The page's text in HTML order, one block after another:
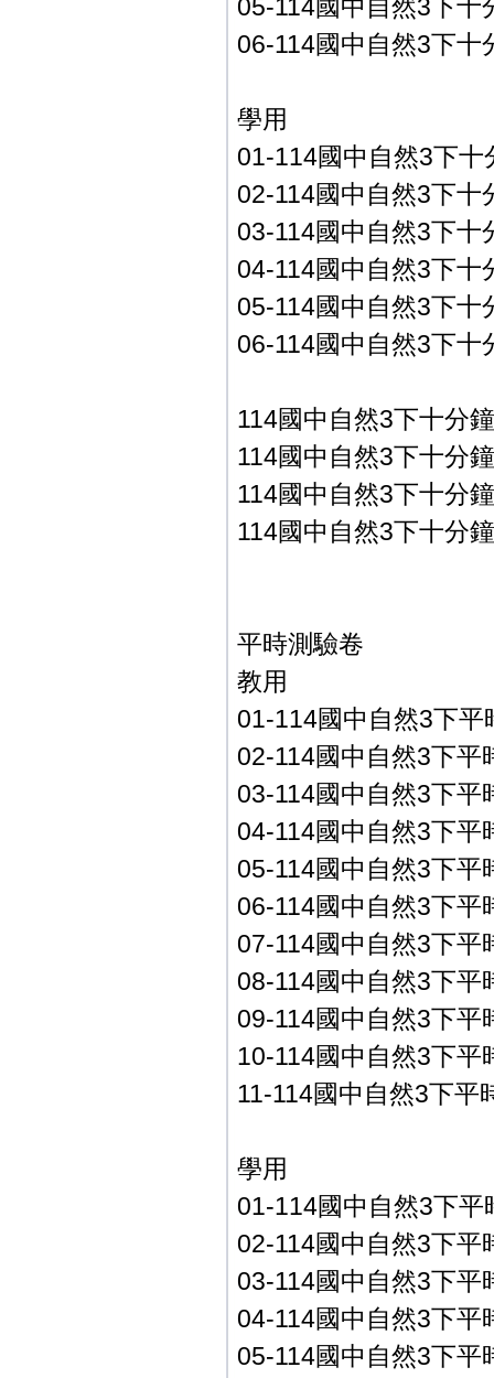
05-114國中自然3下
06-114國中自然3下十
學用
01-114國中自然3下
02-114國中自然3下
03-114國中自然3下
04-114國中自然3下
05-114國中自然3下
06-114國中自然3下十
114國中自然3下十分
114國中自然3下十分
114國中自然3下十分
114國中自然3下十分
平時測驗卷
教用
01-114國中自然3下
02-114國中自然3下
03-114國中自然3下
04-114國中自然3下
05-114國中自然3下
06-114國中自然3下
07-114國中自然3下
08-114國中自然3下
09-114國中自然3下
10-114國中自然3下
11-114國中自然3下平
學用
01-114國中自然3下
02-114國中自然3下
03-114國中自然3下
04-114國中自然3下
05-114國中自然3下